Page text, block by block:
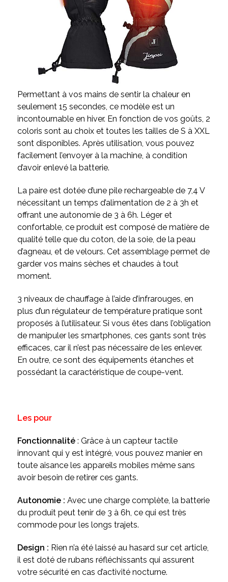
Permettant à vos mains de sentir la chaleur en
seulement 15 secondes, ce modèle est un
incontournable en hiver. En fonction de vos goûts, 2
coloris sont au choix et toutes les tailles de S à XXL
sont disponibles. Après utilisation, vous pouvez
facilement l’envoyer à la machine, à condition
d’avoir enlevé la batterie.
La paire est dotée d’une pile rechargeable de 7,4 V
nécessitant un temps d’alimentation de 2 à 3h et
offrant une autonomie de 3 à 6h. Léger et
confortable, ce produit est composé de matière de
qualité telle que du coton, de la soie, de la peau
d’agneau, et de velours. Cet assemblage permet de
garder vos mains sèches et chaudes à tout
moment.
3 niveaux de chauffage à l’aide d’infrarouges, en
plus d’un régulateur de température pratique sont
proposés à l’utilisateur. Si vous êtes dans l’obligation
de manipuler les smartphones, ces gants sont très
efficaces, car il n’est pas nécessaire de les enlever.
En outre, ce sont des équipements étanches et
possédant la caractéristique de coupe-vent.
Les pour
Fonctionnalité : Grâce à un capteur tactile
innovant qui y est intégré, vous pouvez manier en
toute aisance les appareils mobiles même sans
avoir besoin de retirer ces gants.
Autonomie : Avec une charge complète, la batterie
du produit peut tenir de 3 à 6h, ce qui est très
commode pour les longs trajets.
Design : Rien n’a été laissé au hasard sur cet article,
il est doté de rubans réfléchissants qui assurent
votre sécurité en cas d’activité nocturne.